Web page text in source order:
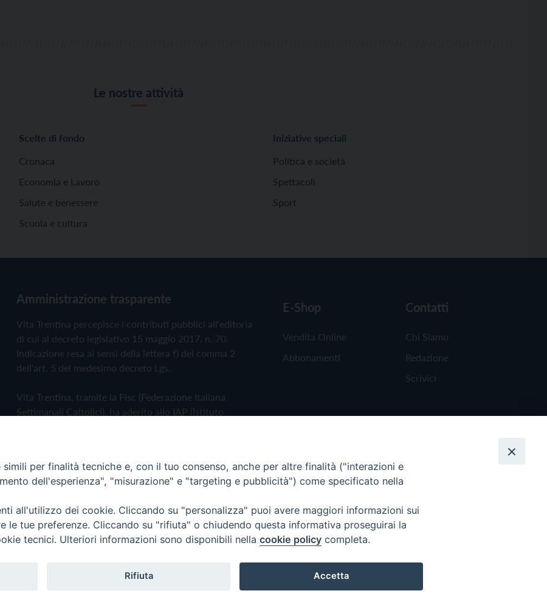
Le nostre attività
Scelte di fondo
Cronaca
Economia e Lavoro
Salute e benessere
Scuola e cultura
Iniziative speciali
Politica e società
Spettacoli
Sport
Amministrazione trasparente
Vita Trentina percepisce i contributi pubblici all'editoria
di cui al decreto legislativo 15 maggio 2017, n. 70.
Indicazione resa ai sensi della lettera f) del comma 2
dell'art. 5 del medesimo decreto Lgs.
Vita Trentina, tramite la Fisc (Federazione Italiana
Settimanali Cattolici), ha aderito allo IAP (Istituto
Privacy Policy Cookie Policy
E-Shop
Vendita Online
Abbonamenti
Contatti
Chi Siamo
Redazione
Scrivici
Editrice
per finalità tecniche e, con il tuo consenso, anche per altre finalità ("interazioni e
dell'esperienza", "misurazione" e "targeting e pubblicità") come specificato nella
all'utilizzo dei cookie. Cliccando su "personalizza" puoi avere maggiori informazioni sui
le tue preferenze. Cliccando su "rifiuta" o chiudendo questa informativa proseguirai la
tecnici. Ulteriori informazioni sono disponibili nella cookie policy completa.
Rifiuta Accetta